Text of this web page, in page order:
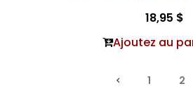
18,95 $
Ajoutez au
1 2